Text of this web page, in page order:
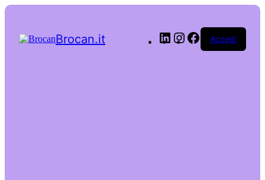
Brocan.it LinkedInInstagram
Facebook
Accedi